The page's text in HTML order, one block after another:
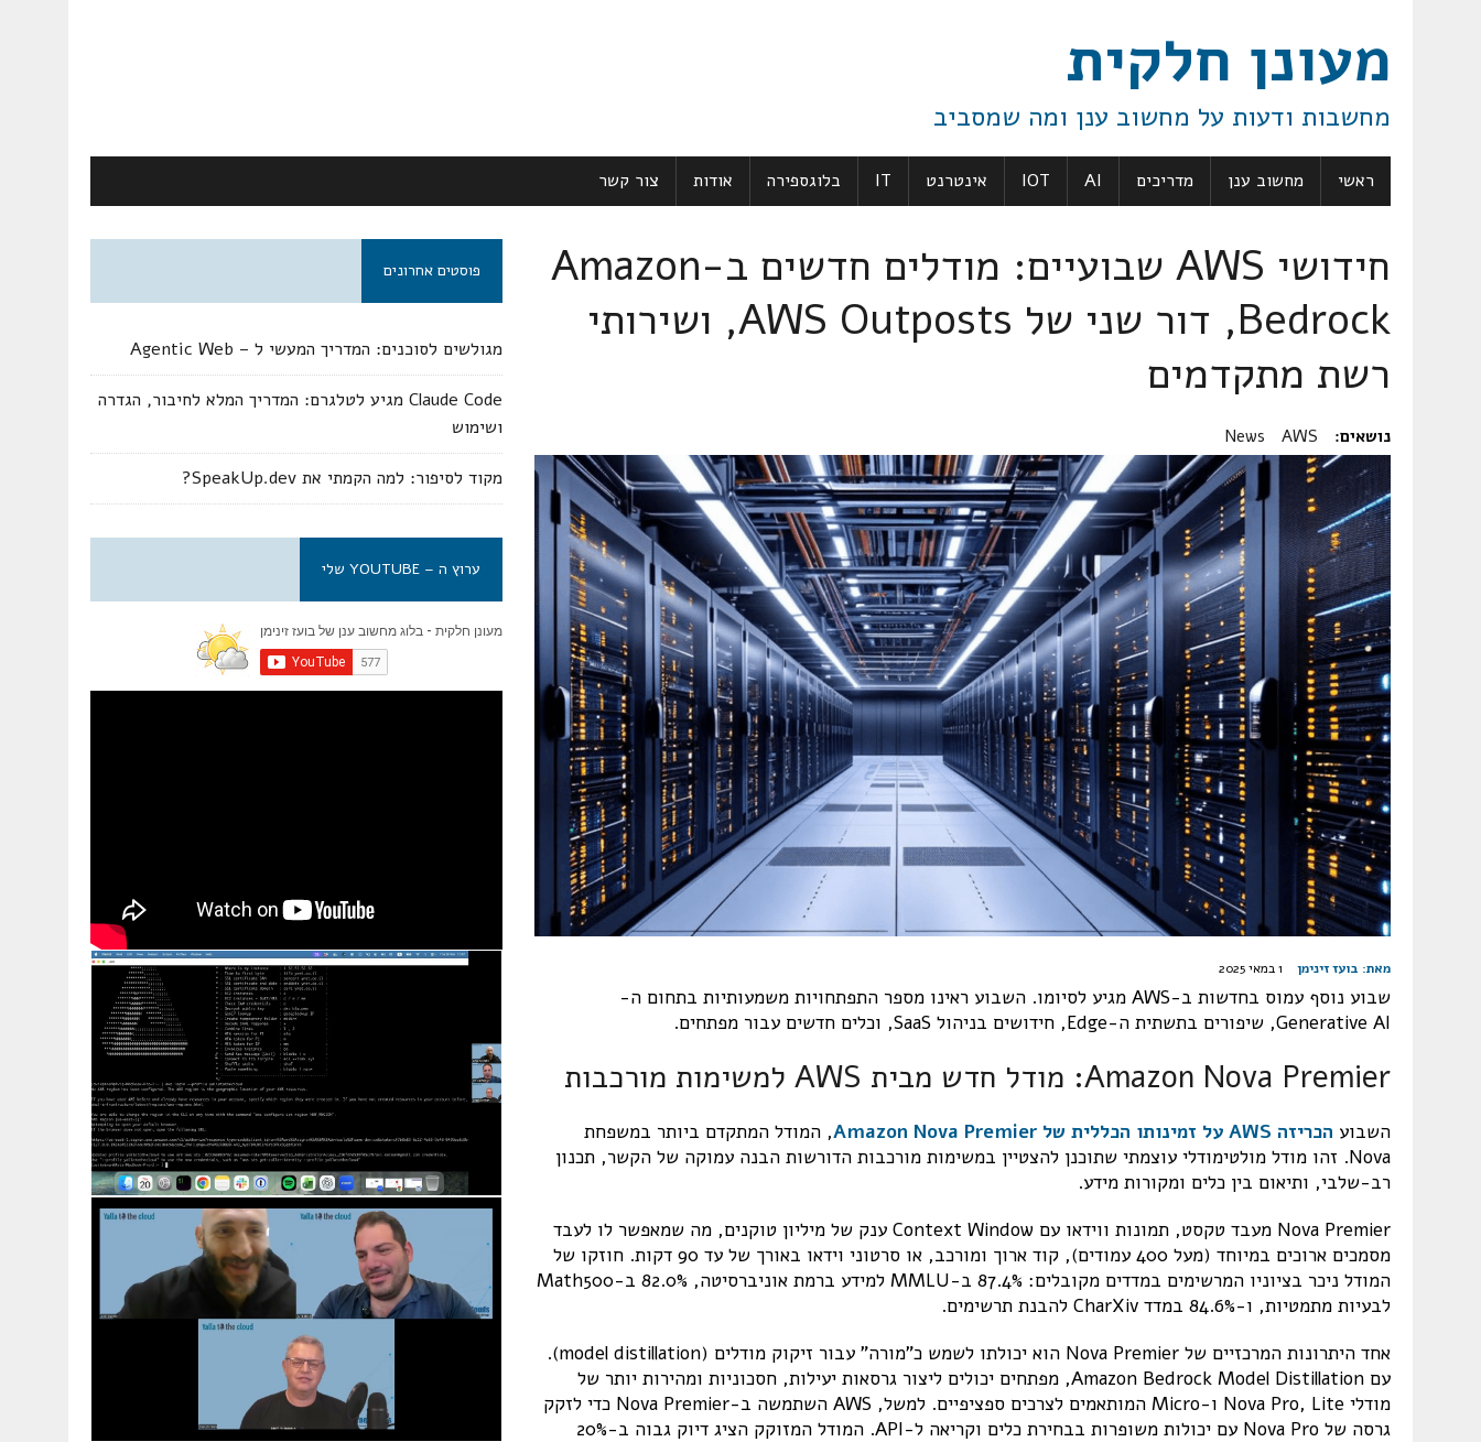
מעונן חלקית
מחשבות ודעות על מחשוב ענן ומה שמסביב
ראשי מחשוב ענן מדריכים AI
IOT אינטרנט IT בלוגספירה אודות צור קשר
חידושי AWS שבועיים: מודלים חדשים ב-Amazon
Bedrock, דור שני של AWS Outposts, ושירותי
רשת מתקדמים
נושאים: AWS
News
מאת: בועז זינימן 1 במאי 2025
שבוע נוסף עמוס בחדשות ב-AWS מגיע לסיומו. השבוע ראינו מספר התפתחויות משמעותיות בתחום ה-
Generative AI, שיפורים בתשתית ה-Edge, חידושים בניהול SaaS, וכלים חדשים עבור מפתחים.
Amazon Nova Premier: מודל חדש מבית AWS למשימות מורכבות
השבוע הכריזה AWS על זמינותו הכללית של Amazon Nova Premier
, המודל המתקדם ביותר במשפחת
Nova. זהו מודל מולטימודלי עוצמתי שתוכנן להצטיין במשימות מורכבות הדורשות הבנה עמוקה של הקשר, תכנון
רב-שלבי, ותיאום בין כלים ומקורות מידע.
Nova Premier מעבד טקסט, תמונות ווידאו עם Context Window ענק של מיליון טוקנים, מה שמאפשר לו לעבד
מסמכים ארוכים במיוחד (מעל 400 עמודים), קוד ארוך ומורכב, או סרטוני וידאו באורך של עד 90 דקות. חוזקו של
המודל ניכר בציוניו המרשימים במדדים מקובלים: 87.4% ב-MMLU למידע ברמת אוניברסיטה, 82.0% ב-Math500
לבעיות מתמטיות, ו-84.6% במדד CharXiv להבנת תרשימים.
אחד היתרונות המרכזיים של Nova Premier הוא יכולתו לשמש כ"מורה" עבור זיקוק מודלים (model distillation).
עם Amazon Bedrock Model Distillation, מפתחים יכולים ליצור גרסאות יעילות, חסכוניות ומהירות יותר של
מודלי Nova Pro, Lite ו-Micro המותאמים לצרכים ספציפיים. למשל, AWS השתמשה ב-Nova Premier כדי לזקק
גרסה של Nova Pro עם יכולות משופרות בבחירת כלים וקריאה ל-API. המודל המזוקק הציג דיוק גבוה ב-20%
פוסטים אחרונים
מגולשים לסוכנים: המדריך המעשי ל – Agentic Web
Claude Code מגיע לטלגרם: המדריך המלא לחיבור, הגדרה
ושימוש
מקוד לסיפור: למה הקמתי את SpeakUp.dev?
ערוץ ה – YOUTUBE שלי